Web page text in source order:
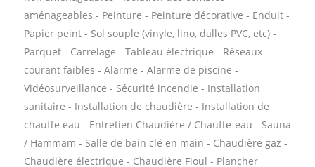
aménageables - Peinture - Peinture décorative - Enduit -
Papier peint - Sol souple (vinyle, lino, dalles PVC, etc) -
Parquet - Carrelage - Tableau électrique - Réseaux
courant faibles - Alarme - Alarme de piscine -
Vidéosurveillance - Sécurité incendie - Installation
sanitaire - Installation de chaudière - Installation de
chauffe eau - Entretien Chaudière / Chauffe-eau - Sauna
/ Hammam - Salle de bain clé en main - Chaudière gaz -
Chaudière électrique - Chaudière Fioul - Plancher